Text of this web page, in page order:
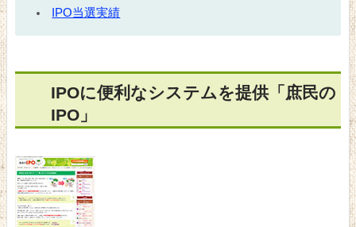
IPO当選実績
IPOに便利なシステムを提供「庶民の
IPO」